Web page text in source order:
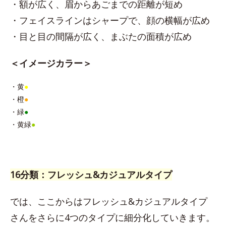
・額が広く、眉からあごまでの距離が短め
・フェイスラインはシャープで、顔の横幅が広め
・目と目の間隔が広く、まぶたの面積が広め
＜イメージカラー＞
・黄●
・橙●
・緑●
・黄緑●
16分類：フレッシュ&カジュアルタイプ
では、ここからはフレッシュ&カジュアルタイプ
さんをさらに4つのタイプに細分化していきます。